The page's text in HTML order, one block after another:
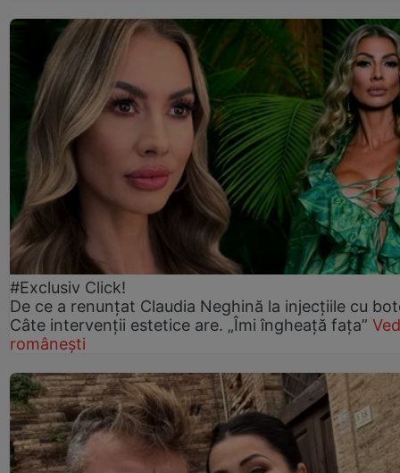
#Exclusiv Click!
De ce a renunțat Claudia Neghină la injecțiile cu
Câte intervenții estetice are. „Îmi îngheață fața”
românești